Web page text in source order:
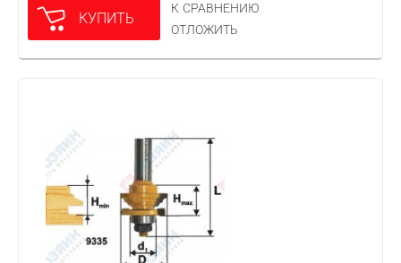
КУПИТЬ
К СРАВНЕНИЮ
ОТЛОЖИТЬ